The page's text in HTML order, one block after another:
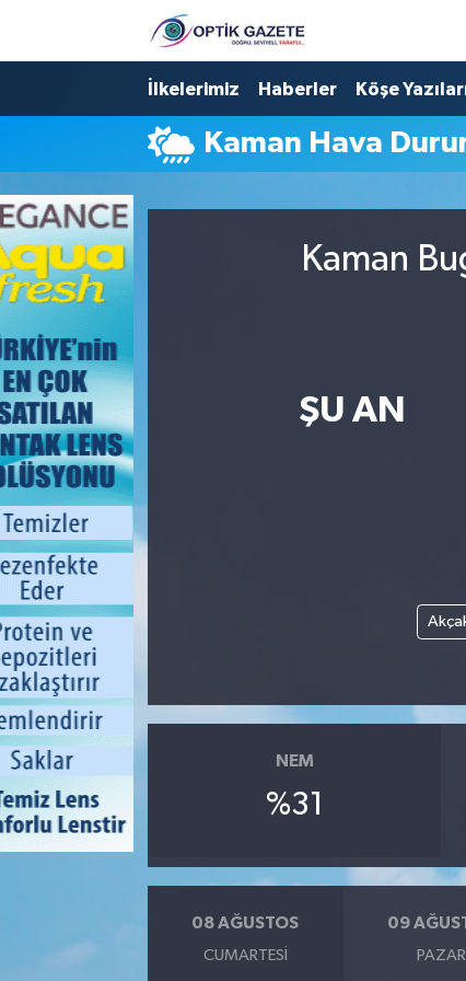
İlkelerimiz Haberler Köşe
Kaman Hava
Kaman
ŞU AN
NEM
%31
08 AĞUSTOS
CUMARTESI
09
PAZAR
Nöbetçi Eczaneler
Hava Durumu
İstanbul Namaz Vakitleri
Trafik Durumu
Süper Lig Puan Durumu ve Fikstür
Tüm Manşetler
Son Dakika Haberleri
Haber Arşivi